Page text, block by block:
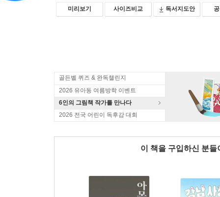
미리보기 사이즈비교 독서지도안
골든벨 퀴즈 & 완독챌린지
2026 유아동 여름방학 이벤트
6인의 그림책 작가를 만나다
2026 전국 어린이 독후감 대회
이 책을 구입하신 분